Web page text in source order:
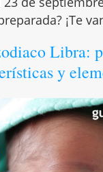
¡Te
Libra:
y